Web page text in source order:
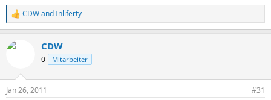
R
e
c
s
CDWandInliferty
CDW
0 Mitarbeiter
Jan 26, 2011 #31